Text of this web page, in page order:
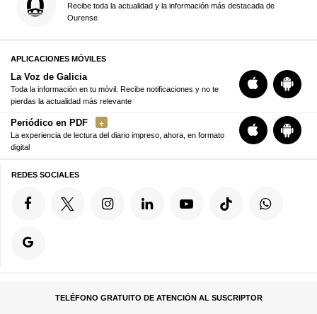
Recibe toda la actualidad y la información más destacada de
Ourense
APLICACIONES MÓVILES
La Voz de Galicia
Toda la información en tu móvil. Recibe notificaciones y no te
pierdas la actualidad más relevante
Periódico en PDF
La experiencia de lectura del diario impreso, ahora, en formato
digital
REDES SOCIALES
TELÉFONO GRATUITO DE ATENCIÓN AL SUSCRIPTOR